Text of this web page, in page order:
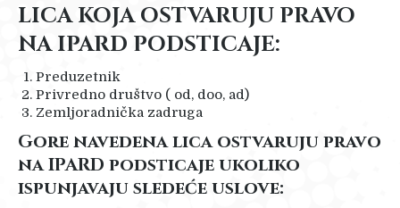
LICA KOJA OSTVARUJU PRAVO
NA IPARD PODSTICAJE:
Preduzetnik
Privredno društvo ( od, doo, ad)
Zemljoradnička zadruga
Gore navedena lica ostvaruju pravo
na IPARD podsticaje ukoliko
ispunjavaju sledeće uslove: